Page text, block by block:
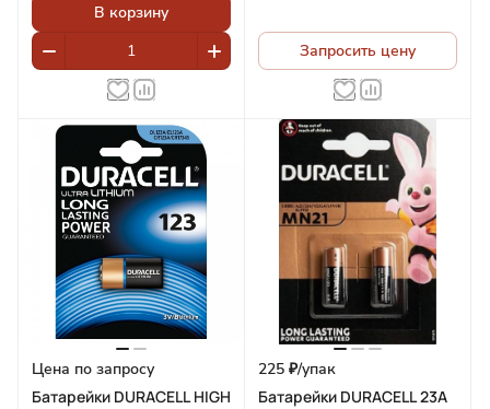
В корзину
Запросить цену
Цена по запросу
Батарейки DURACELL HIGH
225 ₽/упак
Батарейки DURACELL 23A